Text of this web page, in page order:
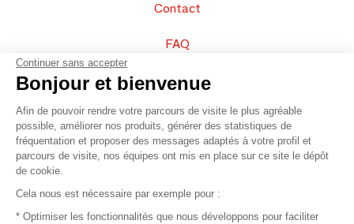
Contact
FAQ
Vendez vos produits
Plan du site
© 2016 –Organisation SAFI
Continuer sans accepter
Bonjour et bienvenue
Afin de pouvoir rendre votre parcours de visite le plus agréable
possible, améliorer nos produits, générer des statistiques de
fréquentation et proposer des messages adaptés à votre profil et
parcours de visite, nos équipes ont mis en place sur ce site le dépôt
de cookie.
Cela nous est nécessaire par exemple pour :
* Optimiser les fonctionnalités que nous développons pour faciliter